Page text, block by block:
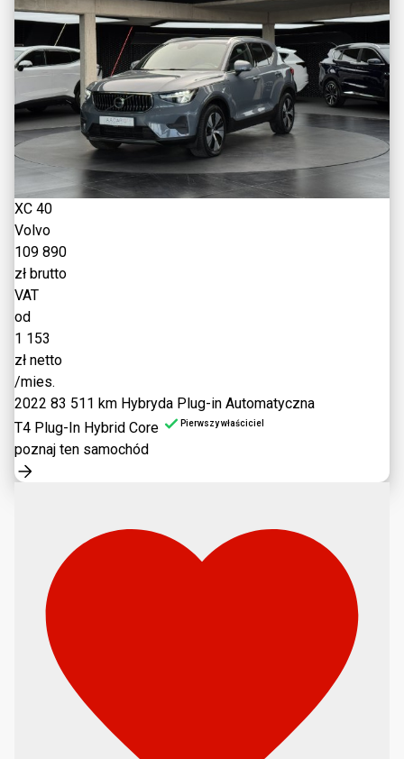
XC 40
Volvo
109 890
zł brutto
VAT
od
1 153
zł netto
/mies.
2022 83 511 km Hybryda Plug-in Automatyczna
T4 Plug-In Hybrid Core
Pierwszy właściciel
poznaj ten samochód